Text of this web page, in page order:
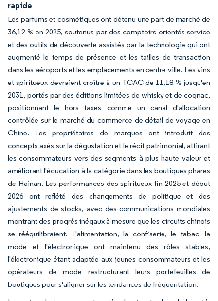
rapide
Les parfums et cosmétiques ont détenu une part de marché de
36,12 % en 2025, soutenus par des comptoirs orientés service
et des outils de découverte assistés par la technologie qui ont
augmenté le temps de présence et les tailles de transaction
dans les aéroports et les emplacements en centre-ville. Les vins
et spiritueux devraient croître à un TCAC de 11,18 % jusqu'en
2031, portés par des éditions limitées de whisky et de cognac,
positionnant le hors taxes comme un canal d'allocation
contrôlée sur le marché du commerce de détail de voyage en
Chine. Les propriétaires de marques ont introduit des
concepts axés sur la dégustation et le récit patrimonial, attirant
les consommateurs vers des segments à plus haute valeur et
améliorant l'éducation à la catégorie dans les boutiques phares
de Hainan. Les performances des spiritueux fin 2025 et début
2026 ont reflété des changements de politique et des
ajustements de stocks, avec des communications mondiales
montrant des progrès inégaux à mesure que les circuits chinois
se rééquilibraient. L'alimentation, la confiserie, le tabac, la
mode et l'électronique ont maintenu des rôles stables,
l'électronique étant adaptée aux jeunes consommateurs et les
opérateurs de mode restructurant leurs portefeuilles de
boutiques pour s'aligner sur les tendances de fréquentation.